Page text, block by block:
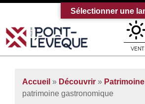
Bienvenue sur
Accueil » Découvrir » Patrimoine
patrimoine gastronomique
Sélectionner une